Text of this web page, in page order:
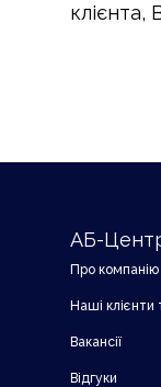
АБ-
Про компанію
Наші клієнти
Вакансії
Відгуки